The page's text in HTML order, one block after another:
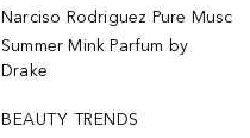
Narciso Rodriguez Pure Musc
Summer Mink Parfum by
Drake
BEAUTY TRENDS